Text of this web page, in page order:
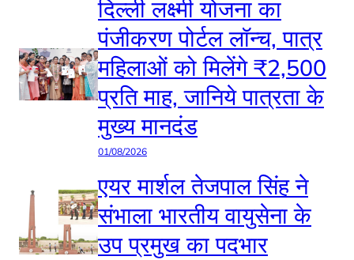
दिल्ली लक्ष्मी योजना का
पंजीकरण पोर्टल लॉन्च, पात्र
महिलाओं को मिलेंगे ₹2,500
प्रति माह, जानिये पात्रता के
मुख्य मानदंड
01/08/2026
एयर मार्शल तेजपाल सिंह ने
संभाला भारतीय वायुसेना के
उप प्रमुख का पदभार